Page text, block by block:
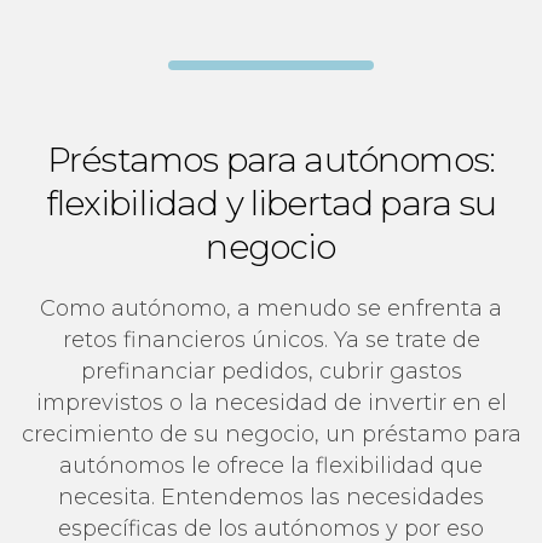
Préstamos para autónomos:
flexibilidad y libertad para su
negocio
Como autónomo, a menudo se enfrenta a
retos financieros únicos. Ya se trate de
prefinanciar pedidos, cubrir gastos
imprevistos o la necesidad de invertir en el
crecimiento de su negocio, un préstamo para
autónomos le ofrece la flexibilidad que
necesita. Entendemos las necesidades
específicas de los autónomos y por eso